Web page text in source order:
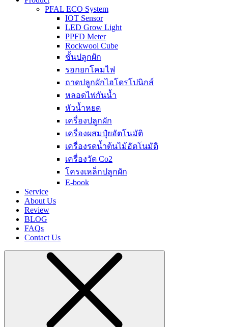
PFAL ECO System
IOT Sensor
LED Grow Light
PPFD Meter
Rockwool Cube
ชั้นปลูกผัก
รอกยกโคมไฟ
ถาดปลูกผักไฮโดรโปนิกส์
หลอดไฟกันน้ำ
หัวน้ำหยด
เครื่องปลูกผัก
เครื่องผสมปุ๋ยอัตโนมัติ
เครื่องรดน้ำต้นไม้อัตโนมัติ
เครื่องวัด Co2
โครงเหล็กปลูกผัก
E-book
Service
About Us
Review
BLOG
FAQs
Contact Us